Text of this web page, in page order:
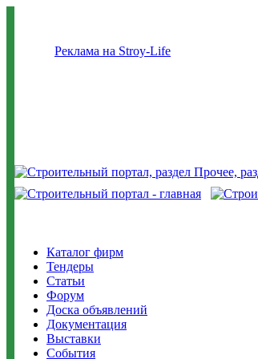
Реклама на Stroy-Life
Каталог фирм
Тендеры
Статьи
Форум
Доска объявлений
Документация
Выставки
События